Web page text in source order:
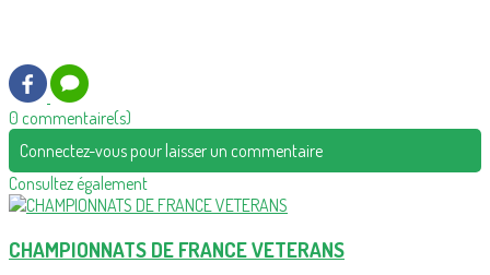
0 commentaire(s)
Connectez-vous pour laisser un commentaire
Consultez également
CHAMPIONNATS DE FRANCE VETERANS